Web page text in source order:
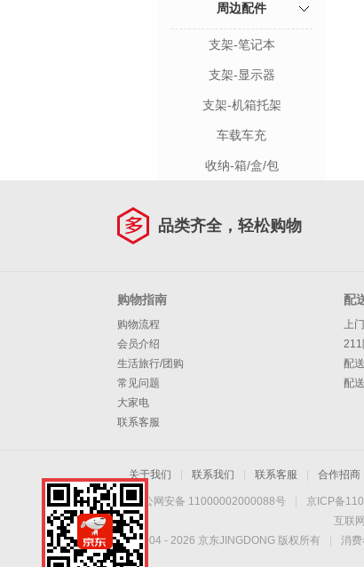
周边配件
支架-笔记本
支架-显示器
支架-机箱托架
车载车充
收纳-箱/盒/包
品类齐全，轻松购物
购物指南
购物流程
会员介绍
生活旅行/团购
常见问题
大家电
联系客服
配
上
211
配
配
关于我们 联系我们 联系客服 合作招商
京公网安备 11000002000088号 京ICP备
互联
Copyright © 2004 - 2026 京东JINGDONG 版权所有 消